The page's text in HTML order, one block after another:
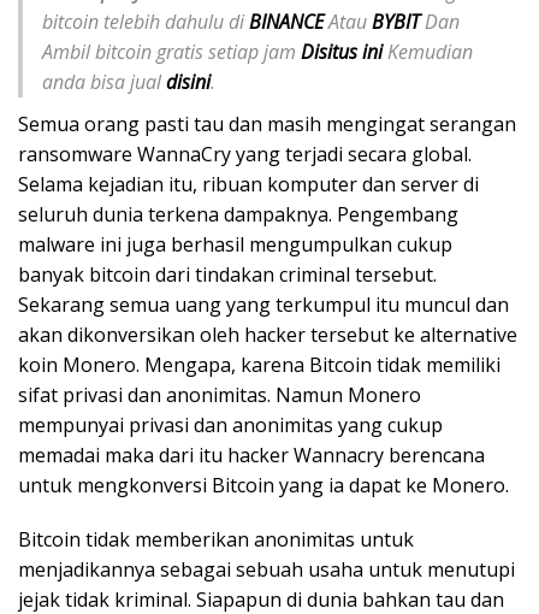
bitcoin telebih dahulu diBINANCEAtauBYBITDan
Ambil bitcoin gratis setiap jam Disitus iniKemudian
anda bisa jualdisini.
Semua orang pasti tau dan masih mengingat serangan
ransomware WannaCry yang terjadi secara global.
Selama kejadian itu, ribuan komputer dan server di
seluruh dunia terkena dampaknya. Pengembang
malware ini juga berhasil mengumpulkan cukup
banyak bitcoin dari tindakan criminal tersebut.
Sekarang semua uang yang terkumpul itu muncul dan
akan dikonversikan oleh hacker tersebut ke alternative
koin Monero. Mengapa, karena Bitcoin tidak memiliki
sifat privasi dan anonimitas. Namun Monero
mempunyai privasi dan anonimitas yang cukup
memadai maka dari itu hacker Wannacry berencana
untuk mengkonversi Bitcoin yang ia dapat ke Monero.
Bitcoin tidak memberikan anonimitas untuk
menjadikannya sebagai sebuah usaha untuk menutupi
jejak tidak kriminal. Siapapun di dunia bahkan tau dan